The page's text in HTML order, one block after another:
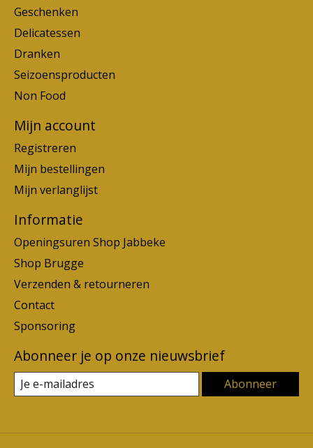
Geschenken
Delicatessen
Dranken
Seizoensproducten
Non Food
Mijn account
Registreren
Mijn bestellingen
Mijn verlanglijst
Informatie
Openingsuren Shop Jabbeke
Shop Brugge
Verzenden & retourneren
Contact
Sponsoring
Abonneer je op onze nieuwsbrief
Abonneer